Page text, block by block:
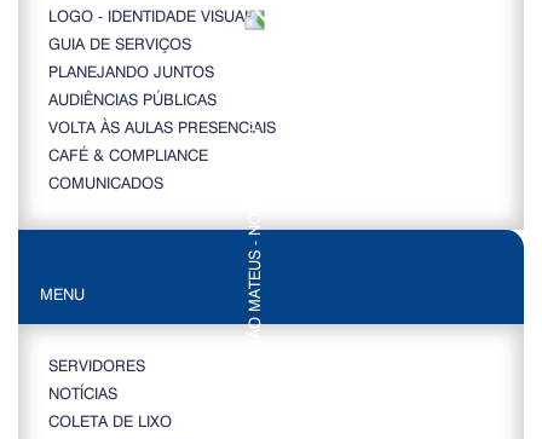
LOGO - IDENTIDADE VISUAL
GUIA DE SERVIÇOS
PLANEJANDO JUNTOS
AUDIÊNCIAS PÚBLICAS
VOLTA ÀS AULAS PRESENCIAIS
CAFÉ & COMPLIANCE
COMUNICADOS
MENU
SERVIDORES
NOTÍCIAS
COLETA DE LIXO